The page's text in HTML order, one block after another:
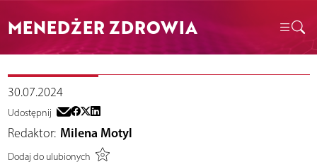
MENEDŻER ZDROWIA
30.07.2024
Udostępnij
Redaktor: Milena Motyl
Dodaj do ulubionych